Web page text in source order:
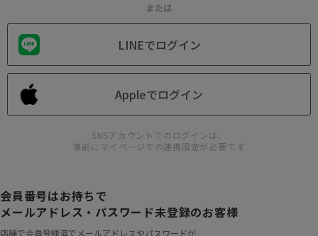
または
LINEでログイン
Appleでログイン
SNSアカウントでのログインは、
事前にマイページでの連携設定が必要です
会員番号はお持ちで
メールアドレス・パスワード未登録のお客様
店舗で会員登録済でメールアドレスやパスワードが